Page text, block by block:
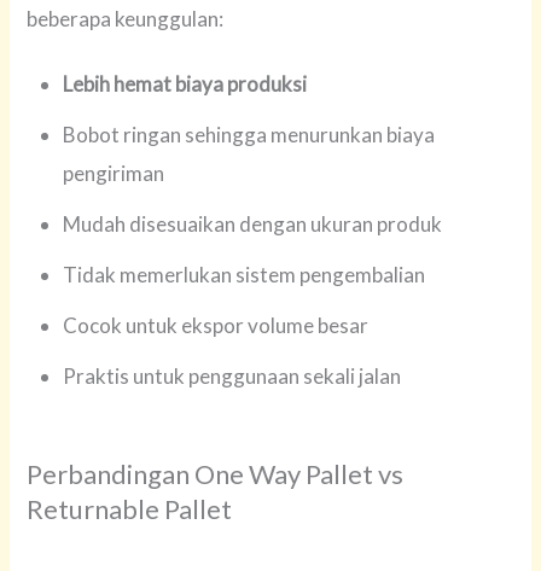
beberapa keunggulan:
Lebih hemat biaya produksi
Bobot ringan sehingga menurunkan biaya
pengiriman
Mudah disesuaikan dengan ukuran produk
Tidak memerlukan sistem pengembalian
Cocok untuk ekspor volume besar
Praktis untuk penggunaan sekali jalan
Perbandingan One Way Pallet vs
Returnable Pallet